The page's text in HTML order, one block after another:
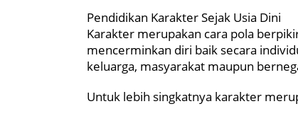
Pendidikan Karakter Sejak Usia Dini
Karakter merupakan cara pola
mencerminkan diri baik secara
keluarga, masyarakat maupun
Untuk lebih singkatnya karakter